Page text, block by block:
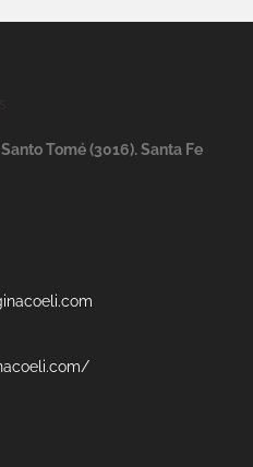
Tomé (3016). Santa Fe